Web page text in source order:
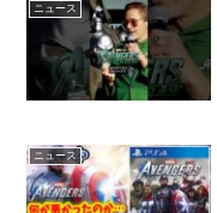
ニュース
ニュース